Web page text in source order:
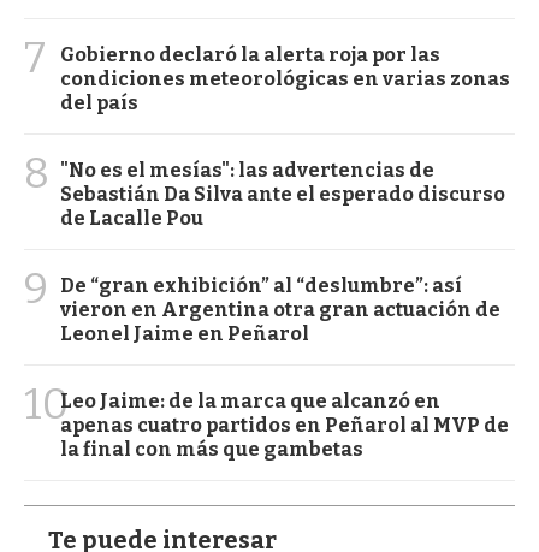
7
Gobierno declaró la alerta roja por las
condiciones meteorológicas en varias zonas
del país
8
"No es el mesías": las advertencias de
Sebastián Da Silva ante el esperado discurso
de Lacalle Pou
9
De “gran exhibición” al “deslumbre”: así
vieron en Argentina otra gran actuación de
Leonel Jaime en Peñarol
10Leo Jaime: de la marca que alcanzó en
apenas cuatro partidos en Peñarol al MVP de
la final con más que gambetas
Te puede interesar